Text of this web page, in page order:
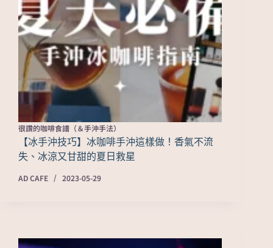
很讚的咖啡食譜（＆手沖手法）
【冰手沖技巧】冰咖啡手沖這樣做！香氣不流
失、冰涼又甘甜的夏日救星
AD CAFE 2023-05-29